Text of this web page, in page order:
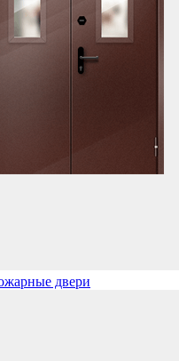
двери